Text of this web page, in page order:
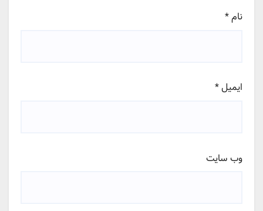
نام*
ایمیل*
وب‌ سایت